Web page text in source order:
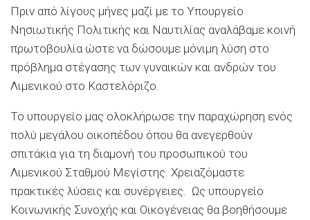
Πριν από λίγους μήνες μαζί με το Υπουργείο
Νησιωτικής Πολιτικής και Ναυτιλίας αναλάβαμε κοινή
πρωτοβουλία ώστε να δώσουμε μόνιμη λύση στο
πρόβλημα στέγασης των γυναικών και ανδρών του
Λιμενικού στο Καστελόριζο.
Το υπουργείο μας ολοκλήρωσε την παραχώρηση ενός
πολύ μεγάλου οικοπέδου όπου θα ανεγερθούν
σπιτάκια για τη διαμονή του προσωπικού του
Λιμενικού Σταθμού Μεγίστης. Χρειαζόμαστε
πρακτικές λύσεις και συνέργειες. Ως υπουργείο
Κοινωνικής Συνοχής και Οικογένειας θα βοηθήσουμε